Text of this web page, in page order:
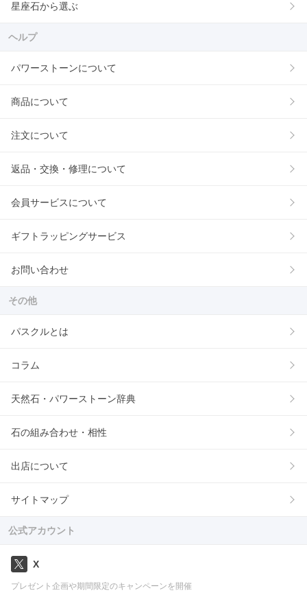
星座石から選ぶ
ヘルプ
パワーストーンについて
商品について
注文について
返品・交換・修理について
会員サービスについて
ギフトラッピングサービス
お問い合わせ
その他
パスクルとは
コラム
天然石・パワーストーン辞典
石の組み合わせ・相性
出店について
サイトマップ
公式アカウント
X
プレゼント企画や期間限定のキャンペーンを開催